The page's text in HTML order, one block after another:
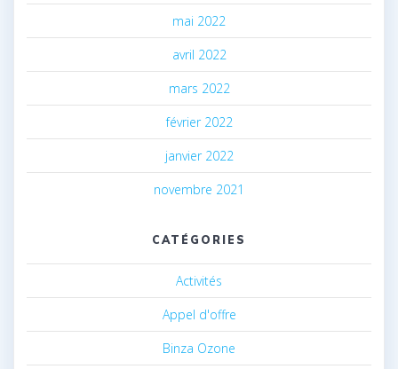
mai 2022
avril 2022
mars 2022
février 2022
janvier 2022
novembre 2021
CATÉGORIES
Activités
Appel d'offre
Binza Ozone